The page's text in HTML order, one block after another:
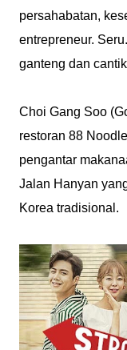
persahabatan,
entrepreneur.
ganteng dan
Choi Gang Soo
restoran 88
pengantar
Jalan Hanyan
Korea tradisional.